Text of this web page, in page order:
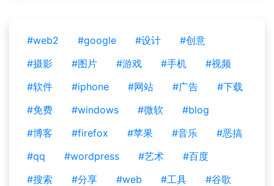
#web2 #google #设计
#创意
#摄影
#图片 #游戏 #手机
#视频
#软件
#iphone #网站 #广告
#下载
#免费
#windows #微软
#blog
#博客
#firefox #苹果 #音乐
#恶搞
#qq
#wordpress #艺术
#百度
#搜索
#分享 #web #工具
#谷歌